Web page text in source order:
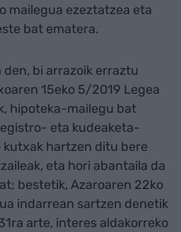
mailegua ezeztatzea eta
bat ematera.
bi arrazoik erraztu
15eko 5/2019 Legea
hipoteka-mailegu bat
eta kudeaketa-
kutxak hartzen ditu bere
eta hori abantaila da
bestetik, Azaroaren 22ko
indarrean sartzen denetik
arte, interes aldakorreko